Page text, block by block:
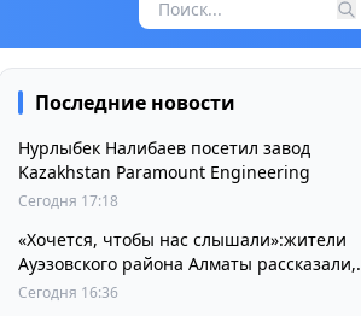
Последние новости
Нурлыбек Налибаев посетил завод
Kazakhstan Paramount Engineering
Сегодня 17:18
«Хочется, чтобы нас слышали»:жители
Ауэзовского района Алматы рассказали,
чего ждут от выборов депутатов Курултая
Сегодня 16:36